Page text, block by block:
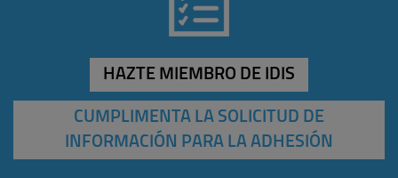
HAZTE MIEMBRO DE IDIS
CUMPLIMENTA LA SOLICITUD DE
INFORMACIÓN PARA LA ADHESIÓN